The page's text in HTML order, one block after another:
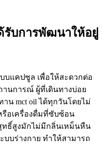
รับการพัฒนาให้อยู่
บแคปซูล เพื่อให้สะดวกต่อ
นการณ์ ผู้ที่เดินทางบ่อย
น mct oil ได้ทุกวันโดยไม่
รือเครื่องดื่มที่ซับซ้อน
ธิ์สูงมักไม่มีกลิ่นเหม็นหืน
บร่างกาย ทำให้สามารถ